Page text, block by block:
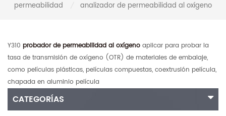
permeabilidad
analizador de permeabilidad al oxígeno
Y310 probador de permeabilidad al oxígeno aplicar para probar la
tasa de transmisión de oxígeno (OTR) de materiales de embalaje,
como películas plásticas, películas compuestas, coextrusión película,
chapada en aluminio película
CATEGORÍAS